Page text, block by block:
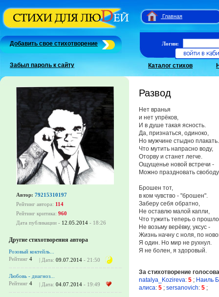
Главная
Добавить свое стихотворение
Забыл пароль к сайту
Логин:
Каталог стихов
Автор: 79215310197
Рейтинг автора: 114
Рейтинг критика: 960
Дата публикации - 12.05.2014 - 18:26
Другие стихотворения автора
Розовый коктейль...
Рейтинг 4 | Дата: 09.07.2014 - 21:50
Любовь - диагноз...
Рейтинг 4 | Дата: 04.07.2014 - 19:49
Развод
Нет вранья
и нет упрёков,
И в душе такая ясность.
Да, признаться, одиноко,
Но мужчине стыдно плакать.
Что мутить напрасно воду,
Оторву и станет легче.
Ощущенье новой встречи -
Можно праздновать
Брошен тот,
в ком чувство - "брошен".
Заберу себя обратно,
Не оставлю малой капли,
Что тужить теперь о
Не возьму верёвку, уксус -
Жизнь начну с ноля, по
Я один. Но мир не рухнул.
Я не болен, я здоровый.
За стихотворение
natalya_Kozireva: 5 ; Наиль
алиса: 5 ; sersanovich: 5 ;